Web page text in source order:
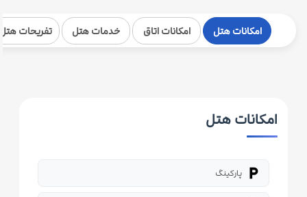
امکانات هتل امکانات اتاق خدمات هتل تفریحات
امکانات هتل
local_parking پارکینگ